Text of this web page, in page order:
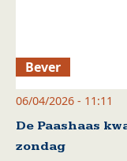
Bever
06/04/2026 - 11:11
De Paashaas
zondag